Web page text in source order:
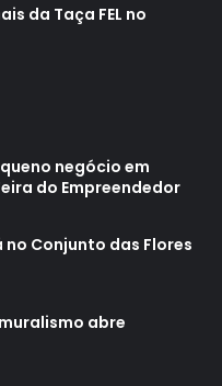
da Taça FEL no
negócio em
do Empreendedor
Conjunto das Flores
abre